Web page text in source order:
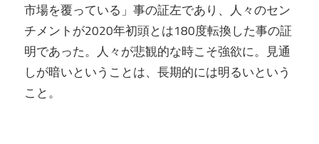
市場を覆っている」事の証左であり、人々のセン
チメントが2020年初頭とは180度転換した事の証
明であった。人々が悲観的な時こそ強欲に。見通
しが暗いということは、長期的には明るいという
こと。